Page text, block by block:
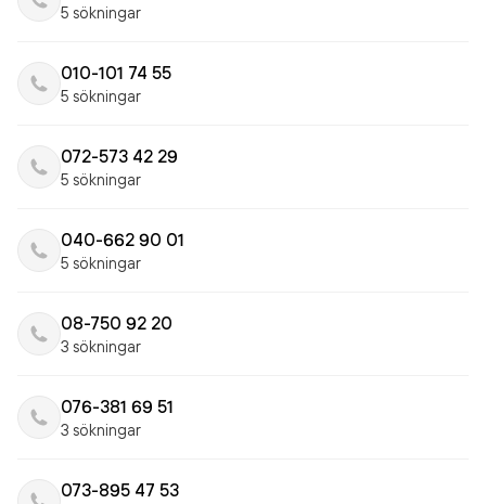
5 sökningar
010-101 74 55
5 sökningar
072-573 42 29
5 sökningar
040-662 90 01
5 sökningar
08-750 92 20
3 sökningar
076-381 69 51
3 sökningar
073-895 47 53